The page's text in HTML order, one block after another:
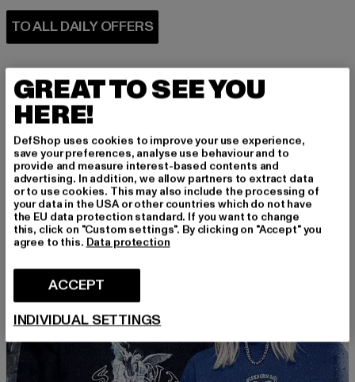
TO ALL DAILY OFFERS
PERFECTLY COMBINED
GREAT TO SEE YOU
HERE!
DefShop uses cookies to improve your use experience,
save your preferences, analyse use behaviour and to
provide and measure interest-based contents and
advertising. In addition, we allow partners to extract data
or to use cookies. This may also include the processing of
your data in the USA or other countries which do not have
the EU data protection standard. If you want to change
this, click on "Custom settings". By clicking on "Accept" you
agree to this. Data protection
ACCEPT
INDIVIDUAL SETTINGS